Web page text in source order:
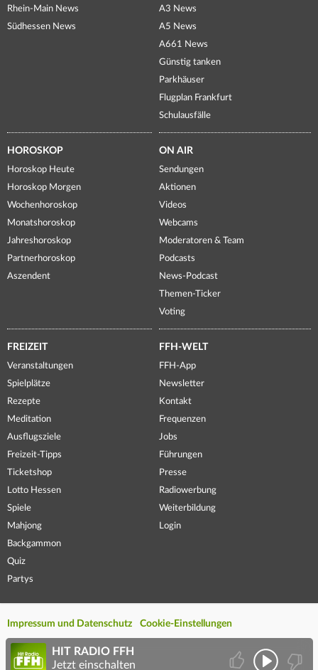
Rhein-Main News
Südhessen News
A3 News
A5 News
A661 News
Günstig tanken
Parkhäuser
Flugplan Frankfurt
Schulausfälle
HOROSKOP
Horoskop Heute
Horoskop Morgen
Wochenhoroskop
Monatshoroskop
Jahreshoroskop
Partnerhoroskop
Aszendent
ON AIR
Sendungen
Aktionen
Videos
Webcams
Moderatoren & Team
Podcasts
News-Podcast
Themen-Ticker
Voting
FREIZEIT
Veranstaltungen
Spielplätze
Rezepte
Meditation
Ausflugsziele
Freizeit-Tipps
Ticketshop
Lotto Hessen
Spiele
Mahjong
Backgammon
Quiz
Partys
FFH-WELT
FFH-App
Newsletter
Kontakt
Frequenzen
Jobs
Führungen
Presse
Radiowerbung
Weiterbildung
Login
Impressum und Datenschutz Cookie-Einstellungen
HIT RADIO FFH
Jetzt einschalten